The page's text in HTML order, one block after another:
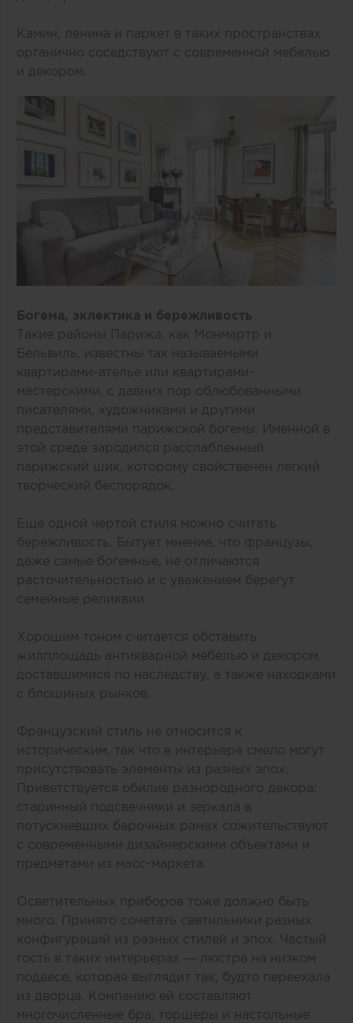
Камин, ленина и паркет в таких пространствах
органично соседствуют с современной мебелью
и декором.
Богема, эклектика и бережливость
Такие районы Парижа, как Монмартр и
Бельвиль, известны так называемыми
квартирами-ателье или квартирами-
мастерскими, с давних пор облюбованными
писателями, художниками и другими
представителями парижской богемы. Именной в
этой среде зародился расслабленный
парижский шик, которому свойственен легкий
творческий беспорядок.
Еще одной чертой стиля можно считать
бережливость. Бытует мнение, что французы,
даже самые богемные, не отличаются
расточительностью и с уважением берегут
семейные реликвии.
Хорошим тоном считается обставить
жилплощадь антикварной мебелью и декором,
доставшимися по наследству, а также находками
с блошиных рынков.
Французский стиль не относится к
историческим, так что в интерьере смело могут
присутствовать элементы из разных эпох.
Приветствуется обилие разнородного декора:
старинный подсвечники и зеркала в
потускневших барочных рамах сожительствуют
с современными дизайнерскими объектами и
предметами из масс-маркета.
Осветительных приборов тоже должно быть
много. Принято сочетать светильники разных
конфигураций из разных стилей и эпох. Частый
гость в таких интерьерах — люстра на низком
подвесе, которая выглядит так, будто переехала
из дворца. Компанию ей составляют
многочисленные бра, торшеры и настольные